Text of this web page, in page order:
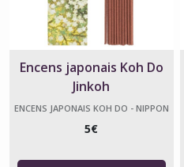
Encens japonais Koh Do
Jinkoh
ENCENS JAPONAIS KOH DO - NIPPON
5€